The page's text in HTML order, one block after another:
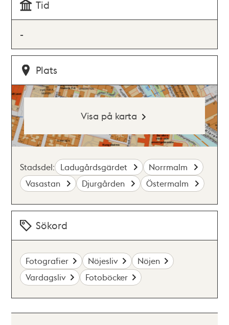
Tid
-
Plats
Visa på karta
Stadsdel: Ladugårdsgärdet
Norrmalm
Vasastan
Djurgården Östermalm
Sökord
Fotografier Nöjesliv
Nöjen
Vardagsliv
Fotoböcker